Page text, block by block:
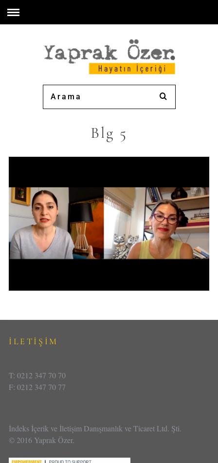
Blg 5
İLETİŞİM
T: 0212 347 70 70
F: 0212 347 70 77
İndeks İçerik ve İletişim Danışmanlık ve Ticaret Ltd. Şti.
© 2016 Yaprak Özer.